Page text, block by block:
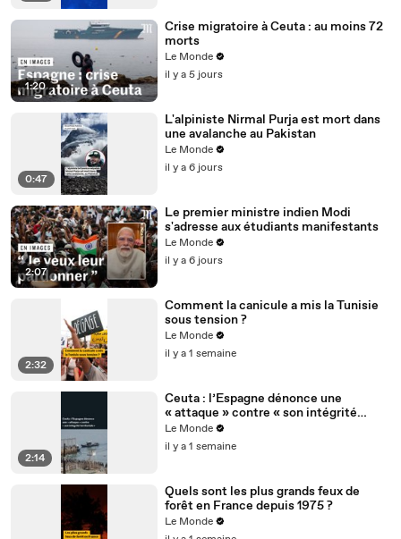
1:20
Crise migratoire à Ceuta : au moins 72
morts
Le Monde
il y a 5 jours
0:47
L'alpiniste Nirmal Purja est mort dans
une avalanche au Pakistan
Le Monde
il y a 6 jours
2:07
Le premier ministre indien Modi
s'adresse aux étudiants manifestants
Le Monde
il y a 6 jours
2:32
Comment la canicule a mis la Tunisie
sous tension ?
Le Monde
il y a 1 semaine
2:14
Ceuta : l’Espagne dénonce une
« attaque » contre « son intégrité
territoriale »
Le Monde
il y a 1 semaine
Quels sont les plus grands feux de
forêt en France depuis 1975 ?
Le Monde